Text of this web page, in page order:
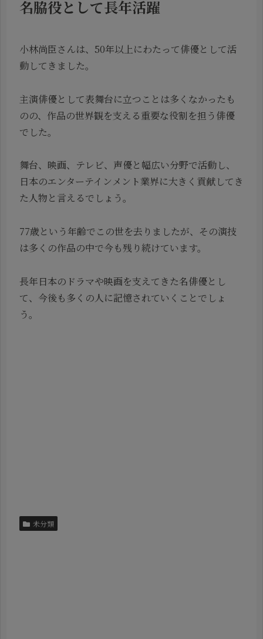
名脇役として長年活躍
小林尚臣さんは、50年以上にわたって俳優として活
動してきました。
主演俳優として表舞台に立つことは多くなかったも
のの、作品の世界観を支える重要な役割を担う俳優
でした。
舞台、映画、テレビ、声優と幅広い分野で活動し、
日本のエンターテインメント業界に大きく貢献してき
た人物と言えるでしょう。
77歳という年齢でこの世を去りましたが、その演技
は多くの作品の中で今も残り続けています。
長年日本のドラマや映画を支えてきた名俳優とし
て、今後も多くの人に記憶されていくことでしょ
う。
未分類